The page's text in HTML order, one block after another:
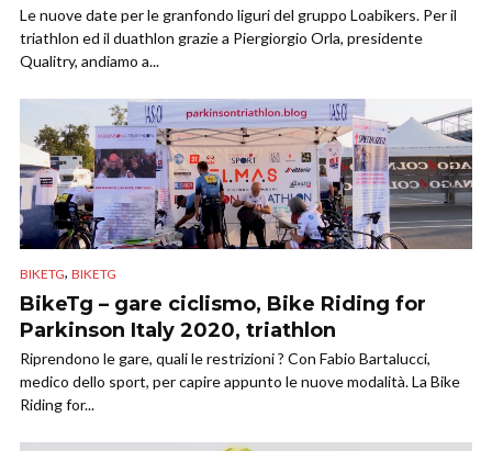
Le nuove date per le granfondo liguri del gruppo Loabikers. Per il
triathlon ed il duathlon grazie a Piergiorgio Orla, presidente
Qualitry, andiamo a...
BIKETG, BIKETG
BikeTg – gare ciclismo, Bike Riding for
Parkinson Italy 2020, triathlon
Riprendono le gare, quali le restrizioni ? Con Fabio Bartalucci,
medico dello sport, per capire appunto le nuove modalità. La Bike
Riding for...